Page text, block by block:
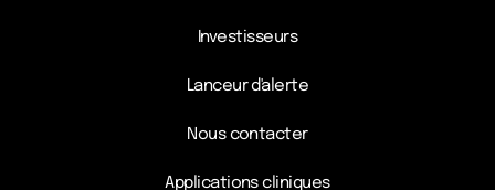
Investisseurs
Lanceur d'alerte
Nous contacter
Applications cliniques